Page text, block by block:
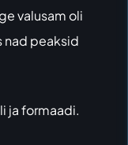
valusam oli
nad peaksid
ja formaadi.